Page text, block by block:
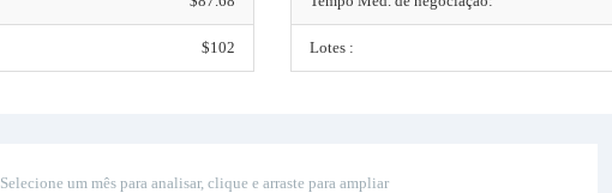
$102 Lotes :
Selecione um mês para analisar, clique e arraste para ampliar